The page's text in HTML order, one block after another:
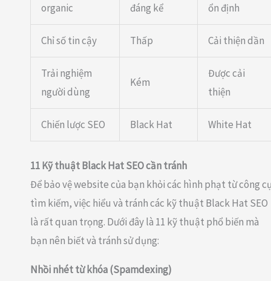
organic
đáng kể
ổn định
Chỉ số tin cậy Thấp Cải thiện dần
Trải nghiệm
người dùng
Kém
Được cải
thiện
Chiến lược SEO Black Hat White Hat
11 Kỹ thuật Black Hat SEO cần tránh
Để bảo vệ website của bạn khỏi các hình phạt từ công
tìm kiếm, việc hiểu và tránh các kỹ thuật Black Hat SEO
là rất quan trọng. Dưới đây là 11 kỹ thuật phổ biến mà
bạn nên biết và tránh sử dụng:
Nhồi nhét từ khóa (Spamdexing)